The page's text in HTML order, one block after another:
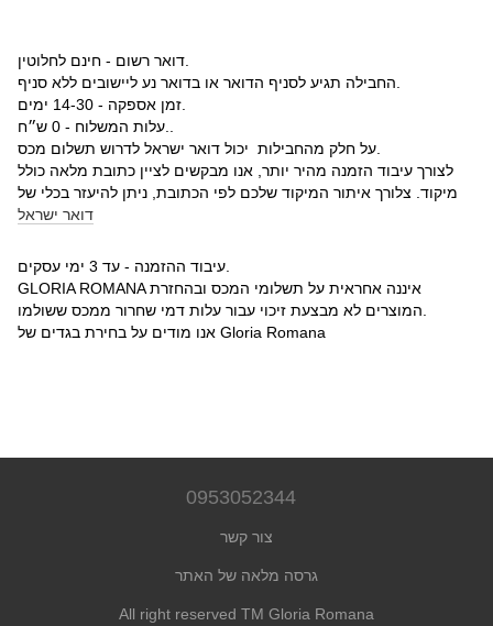
לצורך עיבוד הזמנה מהיר יותר, אנו מבקשים לציין כתובת מלאה כולל
מיקוד. צלורך איתור המיקוד שלכם לפי הכתובת, ניתן להיעזר בכלי של
דואר ישראל
GLORIA ROMANA איננה אחראית על תשלומי המכס ובהחזרת
אנו מודים על בחירת בגדים של Gloria Romana
0953052344
צור קשר
גרסה מלאה של האתר
All right reserved TM Gloria Romana